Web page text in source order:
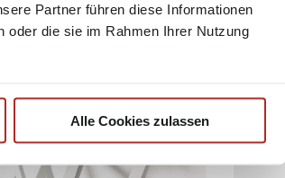
Partner führen diese Informationen
oder die sie im Rahmen Ihrer Nutzung
Alle Cookies zulassen